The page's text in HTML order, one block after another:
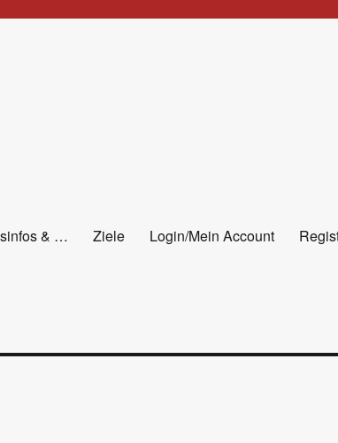
& … Ziele Login/Mein Account